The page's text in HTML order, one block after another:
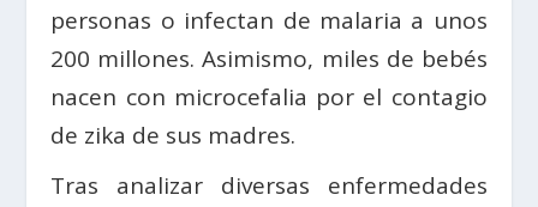
personas o infectan de malaria a unos
200 millones. Asimismo, miles de bebés
nacen con microcefalia por el contagio
de zika de sus madres.
Tras analizar diversas enfermedades